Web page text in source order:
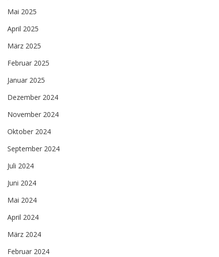
Mai 2025
April 2025
März 2025
Februar 2025
Januar 2025
Dezember 2024
November 2024
Oktober 2024
September 2024
Juli 2024
Juni 2024
Mai 2024
April 2024
März 2024
Februar 2024